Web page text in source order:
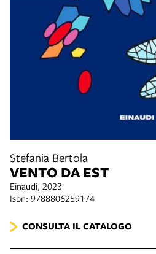
Stefania Bertola
VENTO DA EST
Einaudi, 2023
Isbn: 9788806259174
CONSULTA IL CATALOGO